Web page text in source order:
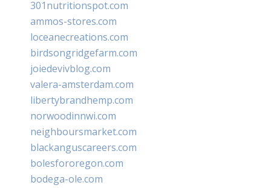
301nutritionspot.com
ammos-stores.com
loceanecreations.com
birdsongridgefarm.com
joiedevivblog.com
valera-amsterdam.com
libertybrandhemp.com
norwoodinnwi.com
neighboursmarket.com
blackanguscareers.com
bolesfororegon.com
bodega-ole.com